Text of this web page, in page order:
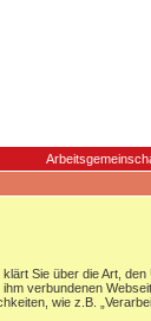
Sie über die Art,
verbundenen
wie z.B.